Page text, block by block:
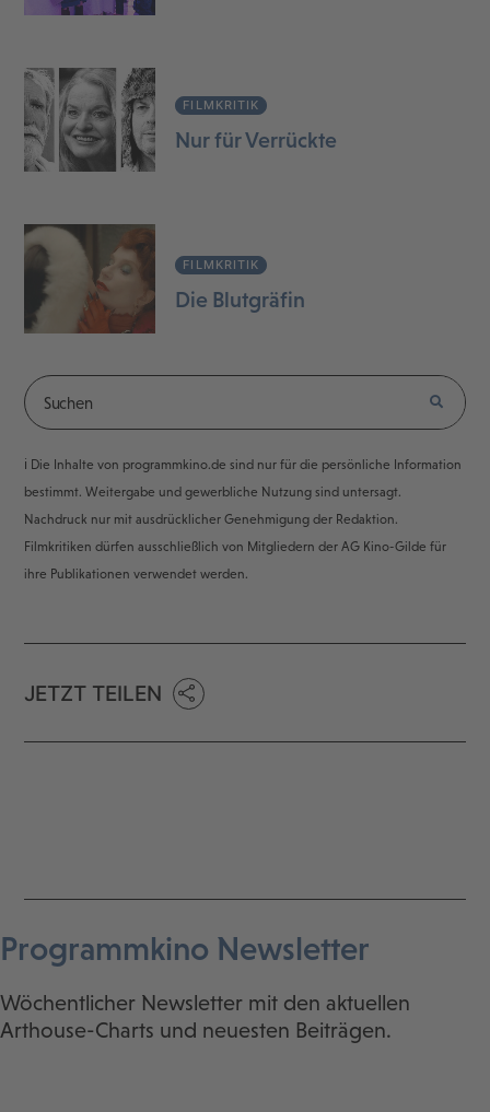
FILMKRITIK
Nur für Verrückte
FILMKRITIK
Die Blutgräfin
ℹ️ Die Inhalte von programmkino.de sind nur für die persönliche Information
bestimmt. Weitergabe und gewerbliche Nutzung sind untersagt.
Nachdruck nur mit ausdrücklicher Genehmigung der Redaktion.
Filmkritiken dürfen ausschließlich von Mitgliedern der AG Kino-Gilde für
ihre Publikationen verwendet werden.
JETZT TEILEN
Programmkino Newsletter
Wöchentlicher Newsletter mit den aktuellen
Arthouse-Charts und neuesten Beiträgen.